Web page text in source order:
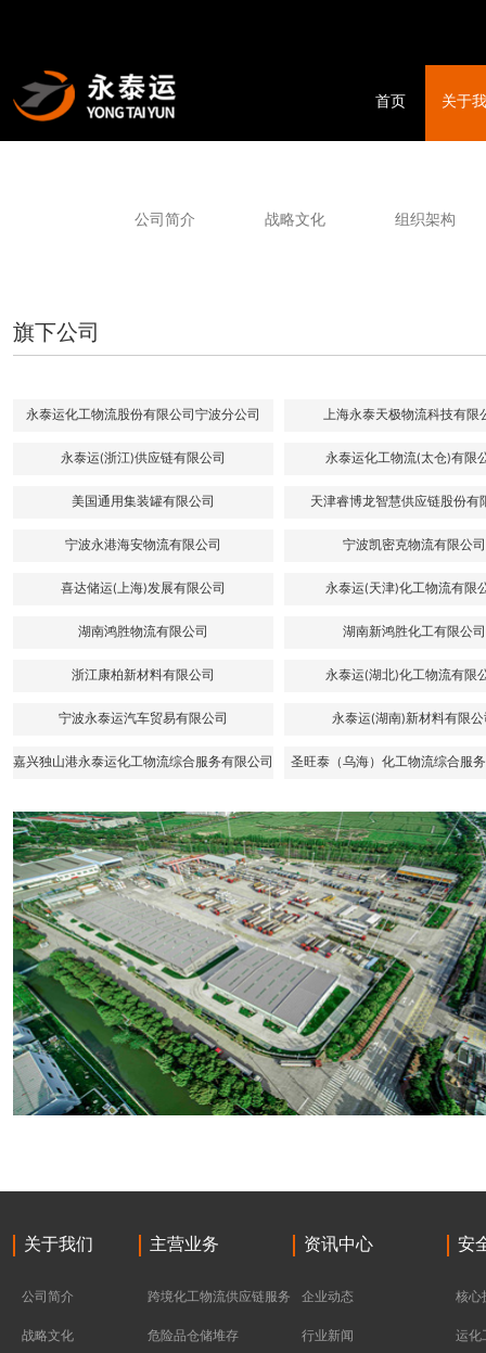
首页 关于
公司简介 战略文化 组织架构
旗下公司
永泰运化工物流股份有限公司宁波分公司 上海永泰天极物流科技有限
永泰运(浙江)供应链有限公司 永泰运化工物流(太仓)有限
美国通用集装罐有限公司 天津睿博龙智慧供应链股份有
宁波永港海安物流有限公司 宁波凯密克物流有限公司
喜达储运(上海)发展有限公司 永泰运(天津)化工物流有限
湖南鸿胜物流有限公司 湖南新鸿胜化工有限公司
浙江康柏新材料有限公司 永泰运(湖北)化工物流有限
宁波永泰运汽车贸易有限公司 永泰运(湖南)新材料有限公
嘉兴独山港永泰运化工物流综合服务有限公司 圣旺泰（乌海）化工物流综合服
关于我们
公司简介
战略文化
主营业务
跨境化工物流供应链服务
危险品仓储堆存
资讯中心
企业动态
行业新闻
安
核心
运化